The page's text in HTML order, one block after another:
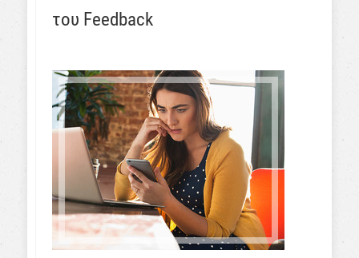
του Feedback